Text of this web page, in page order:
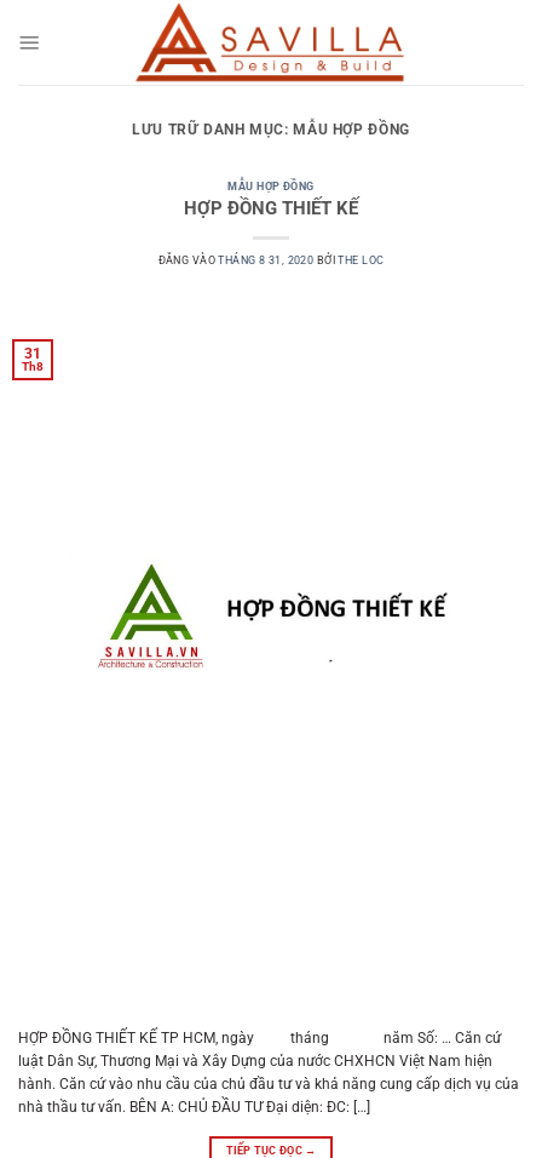
qua
LƯU TRỮ DANH MỤC: MẪU HỢP ĐỒNG
MẪU HỢP ĐỒNG
HỢP ĐỒNG THIẾT KẾ
ĐĂNG VÀOTHÁNG 8 31, 2020 BỞITHE LOC
31
Th8
HỢP ĐỒNG THIẾT KẾ TP HCM, ngày tháng năm Số: … Căn cứ
luật Dân Sự, Thương Mại và Xây Dựng của nước CHXHCN Việt Nam hiện
hành. Căn cứ vào nhu cầu của chủ đầu tư và khả năng cung cấp dịch vụ của
nhà thầu tư vấn. BÊN A: CHỦ ĐẦU TƯ Đại diện: ĐC: […]
TIẾP TỤC ĐỌC →